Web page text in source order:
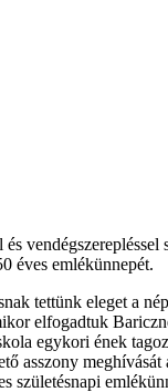
vendégszerepléssel
éves emlékünnepét.
tettünk eleget a
elfogadtuk
egykori ének
asszony meghívását
születésnapi